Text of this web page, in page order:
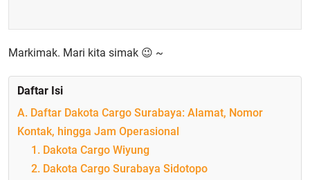
Markimak. Mari kita simak 😉 ~
Daftar Isi
A. Daftar Dakota Cargo Surabaya: Alamat, Nomor
Kontak, hingga Jam Operasional
1. Dakota Cargo Wiyung
2. Dakota Cargo Surabaya Sidotopo